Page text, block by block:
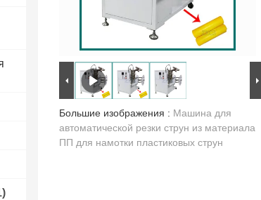
Большие изображения : Машина для
автоматической резки струн из материала
ПП для намотки пластиковых струн